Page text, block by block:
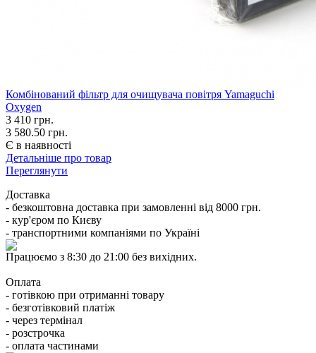
Комбінований фільтр для очищувача повітря Yamaguchi
Oxygen
3 410 грн.
3 580.50 грн.
Є в наявності
Детальніше про товар
Переглянути
Доставка
- безкоштовна доставка при замовленні від 8000 грн.
- кур'єром по Києву
- транспортними компаніями по Україні
Працюємо з 8:30 до 21:00 без вихідних.
Оплата
- готівкою при отриманні товару
- безготівковий платіж
- через термінал
- розстрочка
- оплата частинами